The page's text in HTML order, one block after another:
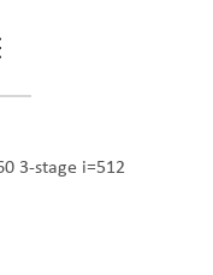
3-stage i=512